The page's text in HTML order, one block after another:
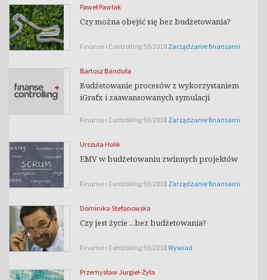
Paweł Pawlak
Czy można obejść się bez budżetowania?
Finanse i Controlling 59/2018 Zarządzanie finansami
Bartosz Banduła
Budżetowanie procesów z wykorzystaniem
iGrafx i zaawansowanych symulacji
Finanse i Controlling 59/2018 Zarządzanie finansami
Urszula Holik
EMV w budżetowaniu zwinnych projektów
Finanse i Controlling 59/2018 Zarządzanie finansami
Dominika Stefanowska
Czy jest życie ...bez budżetowania?
Finanse i Controlling 59/2018Wywiad
Przemysław Jurgiel-Żyła